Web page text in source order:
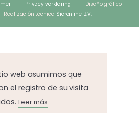
web asumimos que
el registro de su visita
Leer más
| Privacy verklaring |
Diseño gráfico
Realización técnica Sieronline B.V.